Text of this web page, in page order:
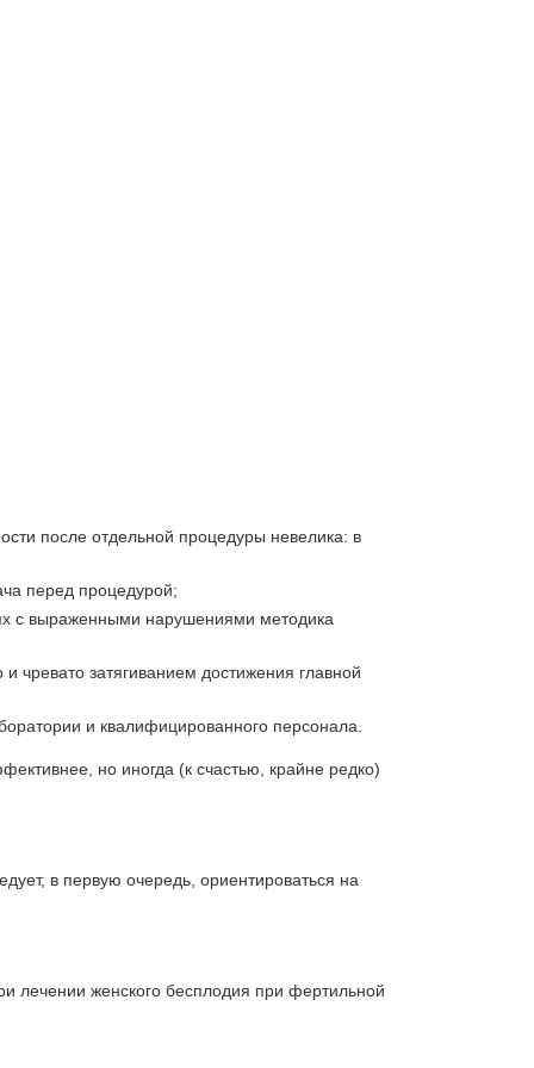
после отдельной процедуры невелика: в
перед процедурой;
с выраженными нарушениями методика
чревато затягиванием достижения главной
и квалифицированного персонала.
но иногда (к счастью, крайне редко)
в первую очередь, ориентироваться на
лечении женского бесплодия при фертильной